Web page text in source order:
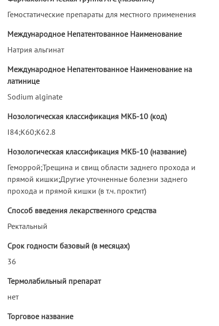
Гемостатические препараты для местного применения
Международное Непатентованное Наименование
Натрия альгинат
Международное Непатентованное Наименование на
латинице
Sodium alginate
Нозологическая классификация МКБ-10 (код)
I84;K60;K62.8
Нозологическая классификация МКБ-10 (название)
Геморрой;Трещина и свищ области заднего прохода и
прямой кишки;Другие уточненные болезни заднего
прохода и прямой кишки (в т.ч. проктит)
Способ введения лекарственного средства
Ректальный
Срок годности базовый (в месяцах)
36
Термолабильный препарат
нет
Торговое название